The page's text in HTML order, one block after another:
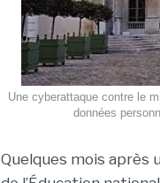
Une cyberattaque contre le
données
Quelques mois après